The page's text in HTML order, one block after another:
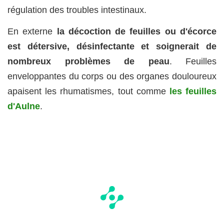
régulation des troubles intestinaux.
En externe
la décoction de feuilles ou d'écorce
est détersive, désinfectante et soignerait de
nombreux problèmes de peau. Feuilles
enveloppantes du corps ou des organes douloureux
apaisent les rhumatismes, tout comme les feuilles
d'Aulne.